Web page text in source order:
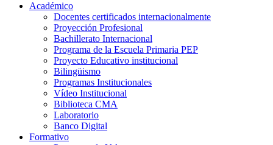
Académico
Docentes certificados internacionalmente
Proyección Profesional
Bachillerato Internacional
Programa de la Escuela Primaria PEP
Proyecto Educativo institucional
Bilingüismo
Programas Institucionales
Vídeo Institucional
Biblioteca CMA
Laboratorio
Banco Digital
Formativo